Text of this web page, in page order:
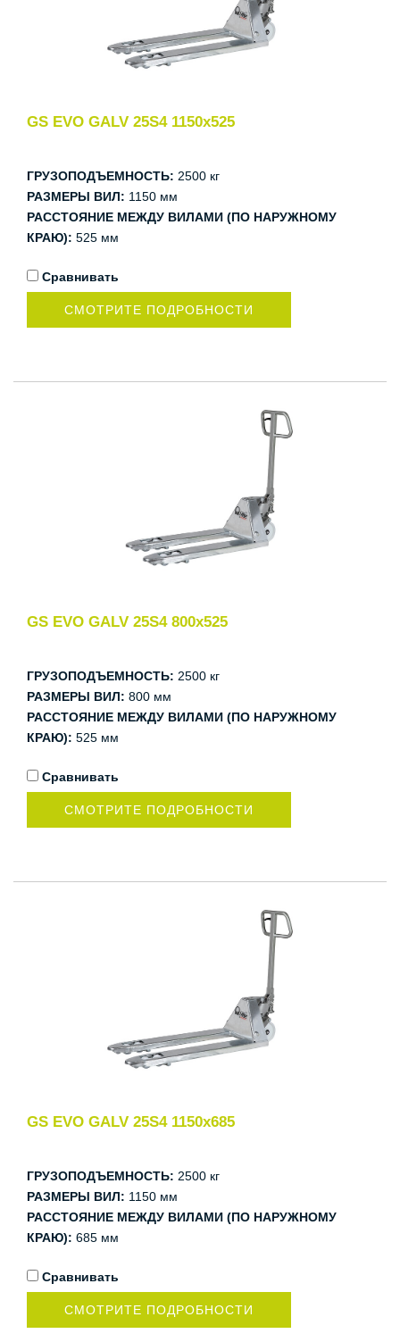
GS EVO GALV 25S4 1150x525
ГРУЗОПОДЪЕМНОСТЬ: 2500 кг
РАЗМЕРЫ ВИЛ: 1150 мм
РАССТОЯНИЕ МЕЖДУ ВИЛАМИ (ПО НАРУЖНОМУ
КРАЮ): 525 мм
Сравнивать
СМОТРИТЕ ПОДРОБНОСТИ
GS EVO GALV 25S4 800x525
ГРУЗОПОДЪЕМНОСТЬ: 2500 кг
РАЗМЕРЫ ВИЛ: 800 мм
РАССТОЯНИЕ МЕЖДУ ВИЛАМИ (ПО НАРУЖНОМУ
КРАЮ): 525 мм
Сравнивать
СМОТРИТЕ ПОДРОБНОСТИ
GS EVO GALV 25S4 1150x685
ГРУЗОПОДЪЕМНОСТЬ: 2500 кг
РАЗМЕРЫ ВИЛ: 1150 мм
РАССТОЯНИЕ МЕЖДУ ВИЛАМИ (ПО НАРУЖНОМУ
КРАЮ): 685 мм
Сравнивать
СМОТРИТЕ ПОДРОБНОСТИ